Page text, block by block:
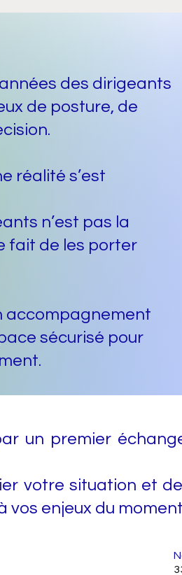
des dirigeants
de posture, de
réalité s’est
n’est pas la
fait de les porter
accompagnement
sécurisé pour
un premier
votre situation et
enjeux du